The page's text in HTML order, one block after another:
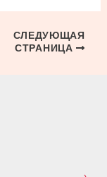
СЛЕДУЮЩАЯ
СТРАНИЦА